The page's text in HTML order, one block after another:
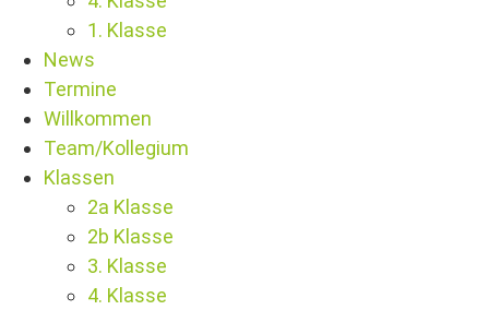
1. Klasse
News
Termine
Willkommen
Team/Kollegium
Klassen
2a Klasse
2b Klasse
3. Klasse
4. Klasse